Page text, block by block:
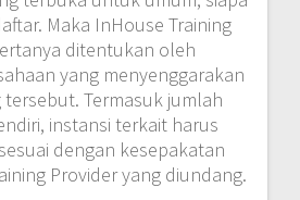
Maka InHouse Training
ditentukan oleh
yang menyenggarakan
tersebut. Termasuk jumlah
instansi terkait harus
dengan kesepakatan
Provider yang diundang.